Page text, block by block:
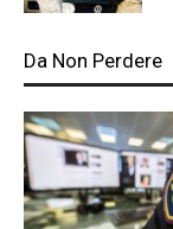
Da Non Perdere